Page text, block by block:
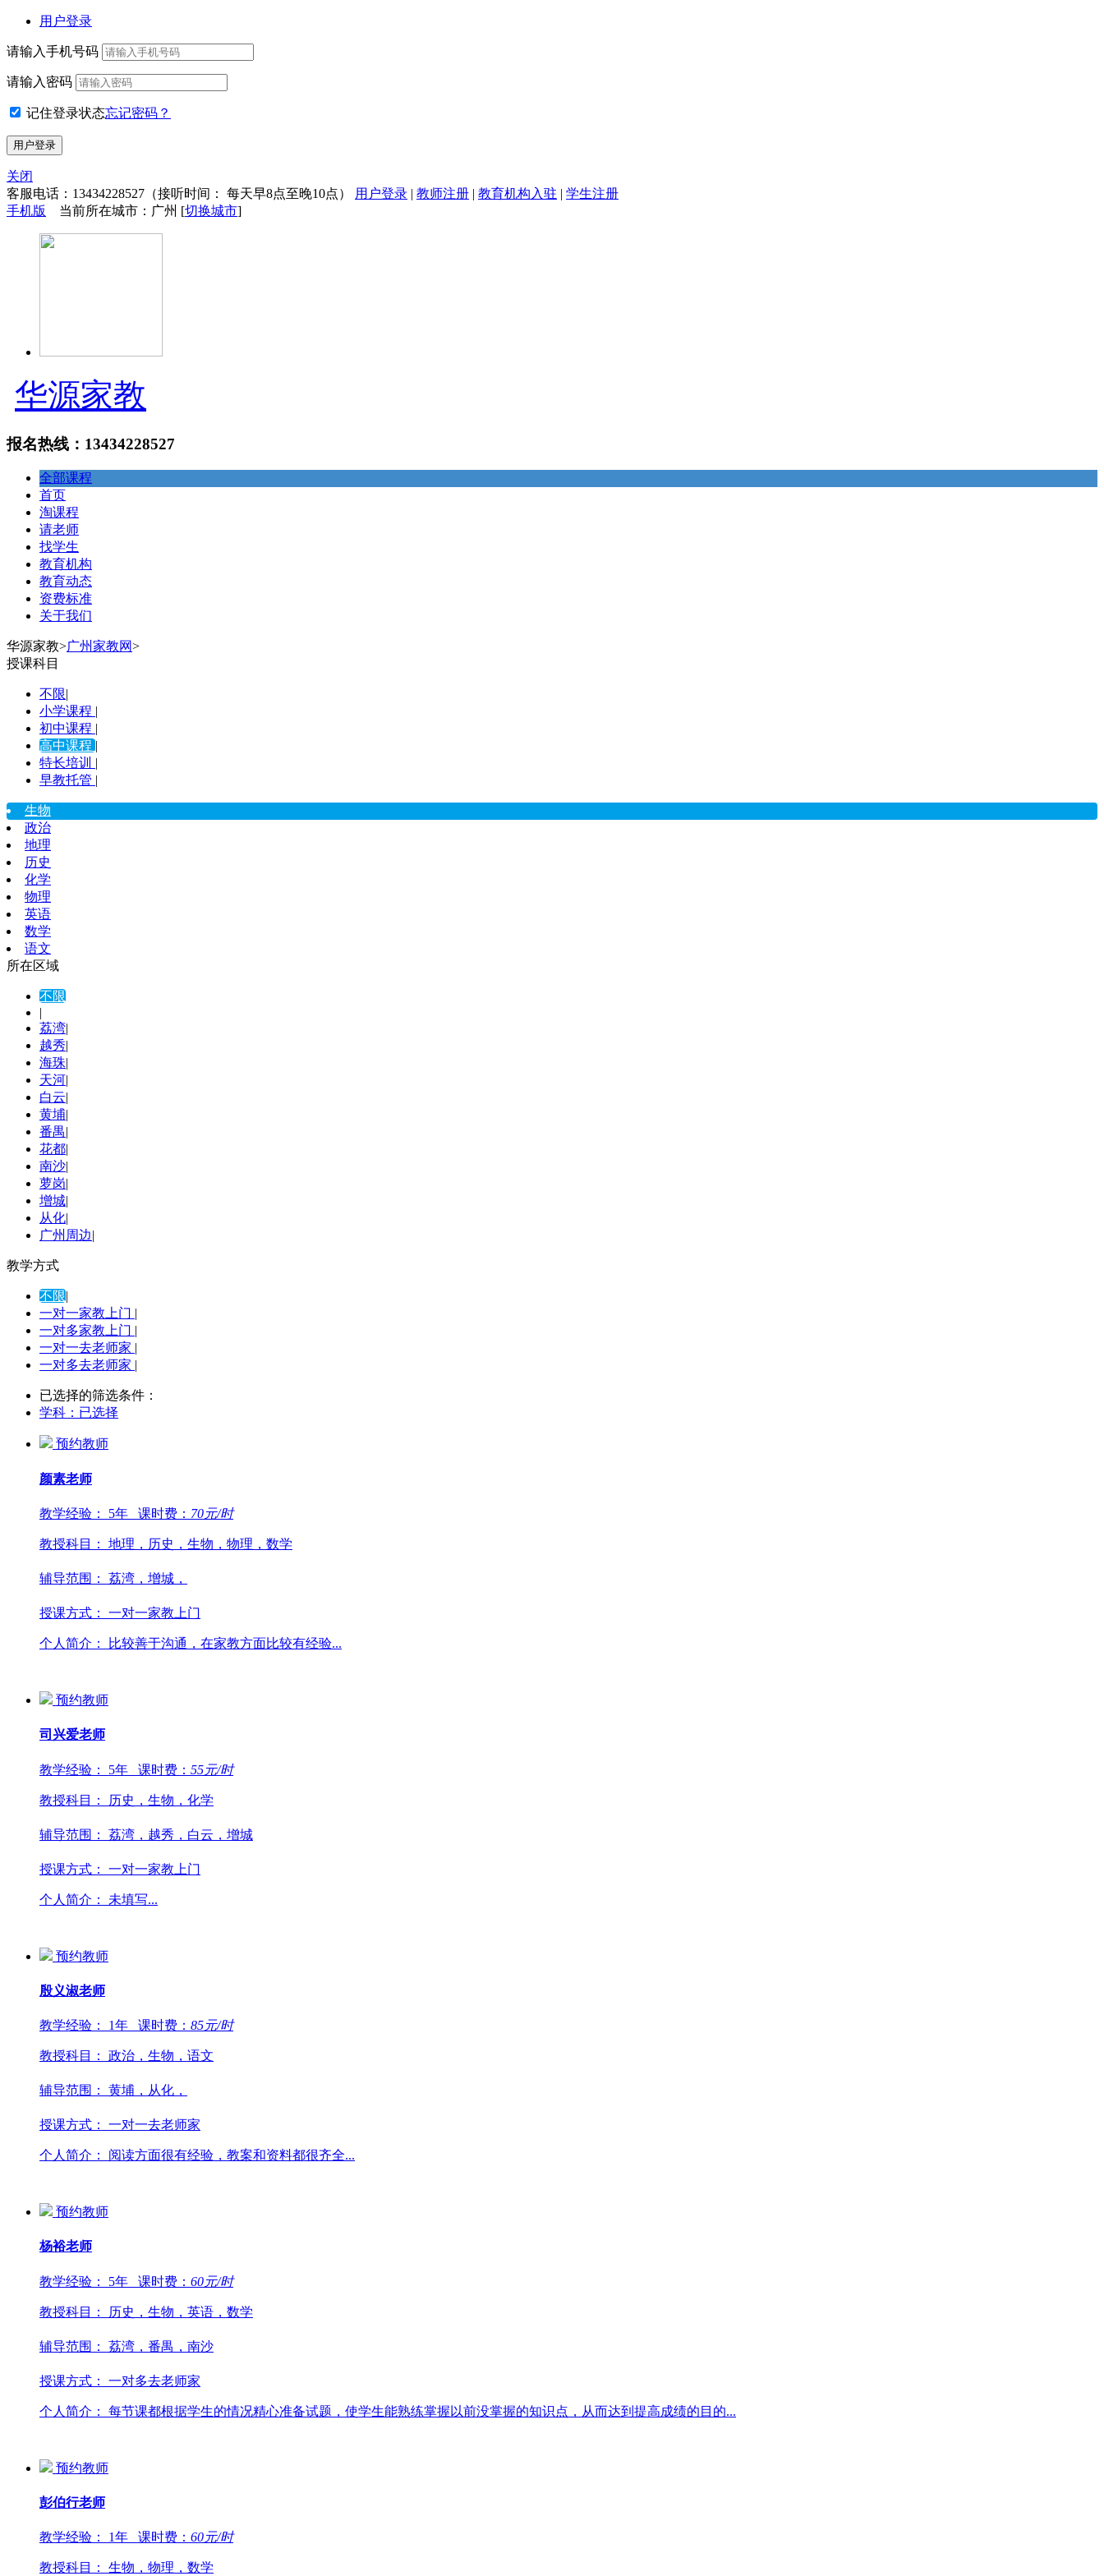
用户登录
请输入手机号码
请输入密码
记住登录状态忘记密码？
关闭
客服电话： 13434228527 （接听时间： 每天早8点至晚10点） 用户登录 | 教师注册 | 教育机构入驻 | 学生注册
手机版
当前所在城市：广州 [切换城市]
华源家教
报名热线：13434228527
全部课程
首页
淘课程
请老师
找学生
教育机构
教育动态
资费标准
关于我们
华源家教>广州家教网>
授课科目
不限|
小学课程 |
初中课程 |
高中课程|
特长培训 |
早教托管 |
生物
政治
地理
历史
化学
物理
英语
数学
语文
所在区域
不限
|
荔湾|
越秀|
海珠|
天河|
白云|
黄埔|
番禺|
花都|
南沙|
萝岗|
增城|
从化|
广州周边|
教学方式
不限|
一对一家教上门 |
一对多家教上门 |
一对一去老师家 |
一对多去老师家 |
已选择的筛选条件：
学科： 已选择
预约教师
颜素老师
教学经验： 5年 课时费： 70元/时
教授科目： 地理，历史，生物，物理，数学
辅导范围： 荔湾，增城，
授课方式： 一对一家教上门
个人简介： 比较善于沟通，在家教方面比较有经验...
预约教师
司兴爱老师
教学经验： 5年 课时费： 55元/时
教授科目： 历史，生物，化学
辅导范围： 荔湾，越秀，白云，增城
授课方式： 一对一家教上门
个人简介： 未填写...
预约教师
殷义淑老师
教学经验： 1年 课时费： 85元/时
教授科目： 政治，生物，语文
辅导范围： 黄埔，从化，
授课方式： 一对一去老师家
个人简介： 阅读方面很有经验，教案和资料都很齐全...
预约教师
杨裕老师
教学经验： 5年 课时费： 60元/时
教授科目： 历史，生物，英语，数学
辅导范围： 荔湾，番禺，南沙
授课方式： 一对多去老师家
个人简介： 每节课都根据学生的情况精心准备试题，使学生能熟练掌握以前没掌握的知识点，从而达到提高成绩的目的...
预约教师
彭伯行老师
教学经验： 1年 课时费： 60元/时
教授科目： 生物，物理，数学